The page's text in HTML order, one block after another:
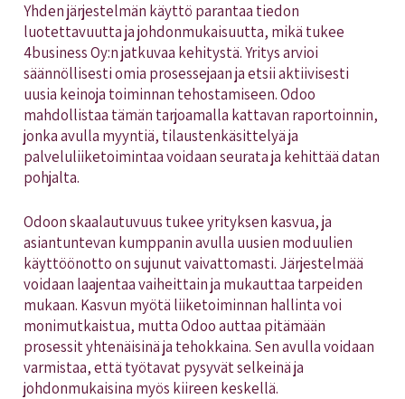
Yhden järjestelmän käyttö parantaa tiedon
luotettavuutta ja johdonmukaisuutta, mikä tukee
4business Oy:n jatkuvaa kehitystä. Yritys arvioi
säännöllisesti omia prosessejaan ja etsii aktiivisesti
uusia keinoja toiminnan tehostamiseen. Odoo
mahdollistaa tämän tarjoamalla kattavan raportoinnin,
jonka avulla myyntiä, tilaustenkäsittelyä ja
palveluliiketoimintaa voidaan seurata ja kehittää datan
pohjalta.
Odoon skaalautuvuus tukee yrityksen kasvua, ja
asiantuntevan kumppanin avulla uusien moduulien
käyttöönotto on sujunut vaivattomasti. Järjestelmää
voidaan laajentaa vaiheittain ja mukauttaa tarpeiden
mukaan. Kasvun myötä liiketoiminnan hallinta voi
monimutkaistua, mutta Odoo auttaa pitämään
prosessit yhtenäisinä ja tehokkaina. Sen avulla voidaan
varmistaa, että työtavat pysyvät selkeinä ja
johdonmukaisina myös kiireen keskellä.